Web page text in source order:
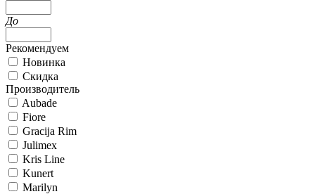
До
Рекомендуем
Новинка
Скидка
Производитель
Aubade
Fiore
Gracija Rim
Julimex
Kris Line
Kunert
Marilyn